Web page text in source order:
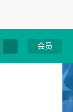
会员